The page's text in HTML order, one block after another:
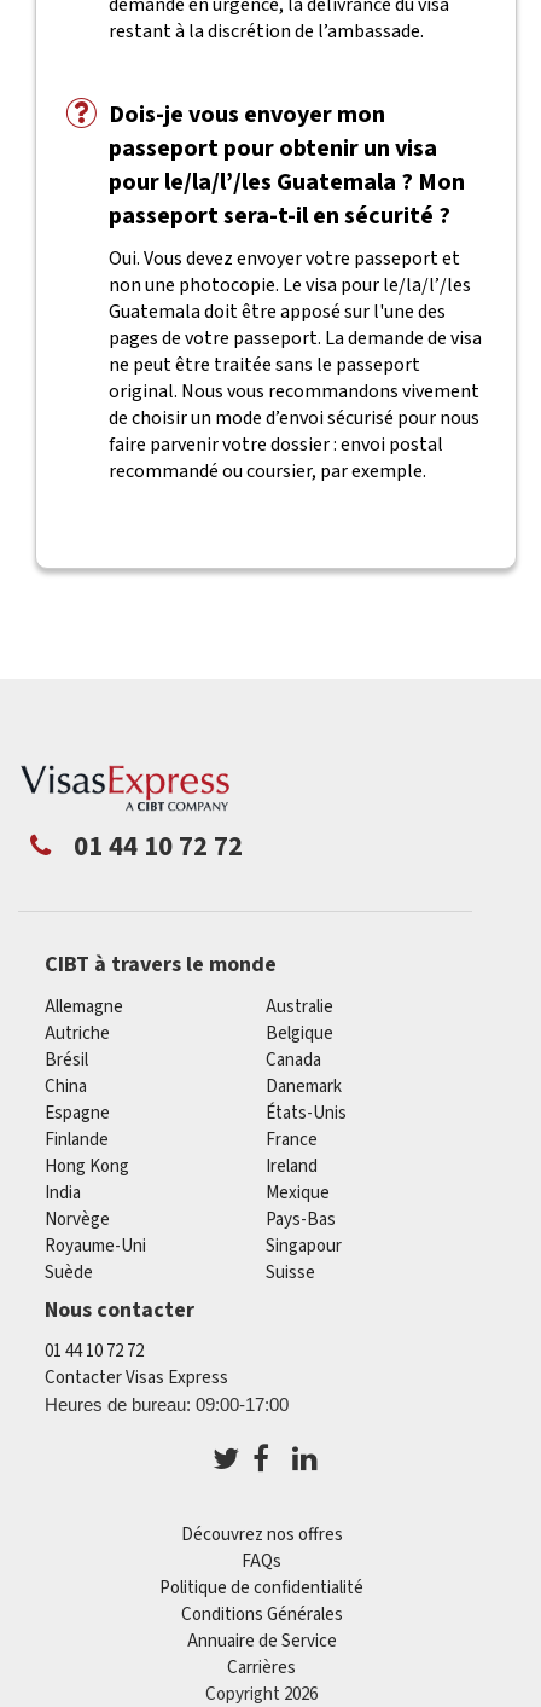
restant à la discrétion de l’ambassade.
Dois-je vous envoyer mon
passeport pour obtenir un visa
pour le/la/l’/les Guatemala ? Mon
passeport sera-t-il en sécurité ?
Oui. Vous devez envoyer votre passeport et
non une photocopie. Le visa pour le/la/l’/les
Guatemala doit être apposé sur l'une des
pages de votre passeport. La demande de visa
ne peut être traitée sans le passeport
original. Nous vous recommandons vivement
de choisir un mode d’envoi sécurisé pour nous
faire parvenir votre dossier : envoi postal
recommandé ou coursier, par exemple.
01 44 10 72 72
CIBT à travers le monde
Allemagne
Australie
Autriche
Belgique
Brésil
Canada
China
Danemark
Espagne
États-Unis
Finlande
France
Hong Kong
Ireland
India
Mexique
Norvège
Pays-Bas
Royaume-Uni
Singapour
Suède
Suisse
Nous contacter
01 44 10 72 72
Contacter Visas Express
Heures de bureau: 09:00-17:00
Découvrez nos offres
FAQs
Politique de confidentialité
Conditions Générales
Annuaire de Service
Carrières
Copyright 2026